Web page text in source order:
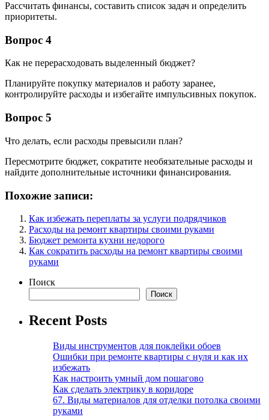
Рассчитать финансы, составить список задач и определить
приоритеты.
Вопрос 4
Как не перерасходовать выделенный бюджет?
Планируйте покупку материалов и работу заранее,
контролируйте расходы и избегайте импульсивных покупок.
Вопрос 5
Что делать, если расходы превысили план?
Пересмотрите бюджет, сократите необязательные расходы и
найдите дополнительные источники финансирования.
Похожие записи:
Как избежать переплаты за услуги подрядчиков
Расходы на ремонт квартиры своими руками
Бюджет ремонта кухни недорого
Как сократить расходы на ремонт квартиры своими
руками
Поиск
Поиск
Recent Posts
Виды инструментов для поклейки обоев
Ошибки при ремонте квартиры с нуля и как их
избежать
Как настроить умный дом пошагово
Как сделать электрику в коридоре
67. Виды материалов для отделки потолка своими
руками